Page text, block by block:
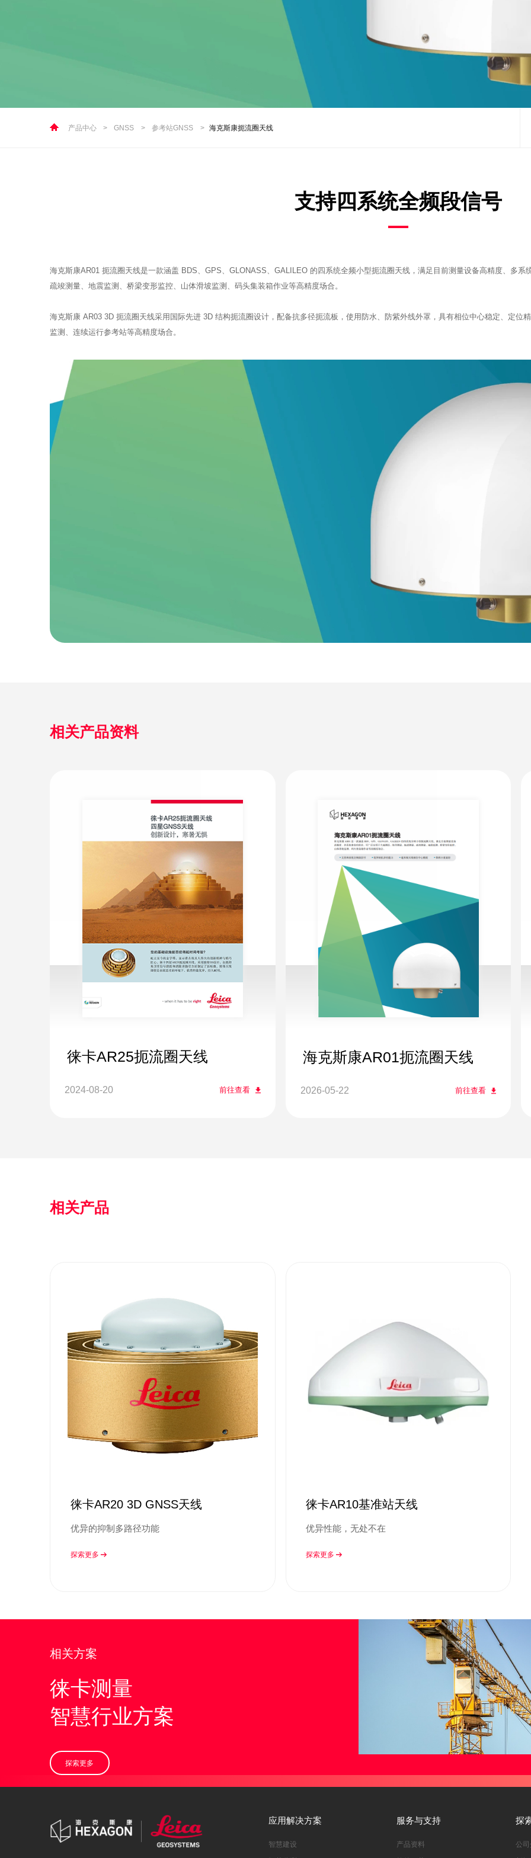
产品中心 > GNSS > 参考站GNSS > 海克斯康扼流圈天线
支持四系统全频段信号
海克斯康AR01 扼流圈天线是一款涵盖 BDS、GPS、GLONASS、GALILEO 的四系统全频小型扼流圈天线，满足目前测量设备高精度、多
疏竣测量、地震监测、桥梁变形监控、山体滑坡监测、码头集装箱作业等高精度场合。
海克斯康 AR03 3D 扼流圈天线采用国际先进 3D 结构扼流圈设计，配备抗多径扼流板，使用防水、防紫外线外罩，具有相位中心稳定、定位
监测、连续运行参考站等高精度场合。
相关产品资料
徕卡AR25扼流圈天线
2024-08-20 前往查看
海克斯康AR01扼流圈天线
2026-05-22 前往查看
相关产品
徕卡AR20 3D GNSS天线
优异的抑制多路径功能
探索更多
徕卡AR10基准站天线
优异性能，无处不在
探索更多
相关方案
徕卡测量
智慧行业方案
探索更多
应用解决方案
智慧建设
服务与支持
产品资料
探
公